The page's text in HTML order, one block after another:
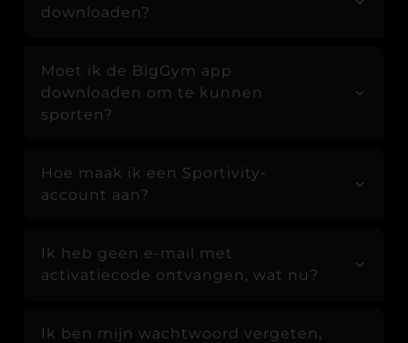
downloaden?
Moet ik de BigGym app
downloaden om te kunnen
sporten?
Hoe maak ik een Sportivity-
account aan?
Ik heb geen e-mail met
activatiecode ontvangen, wat nu?
Ik ben mijn wachtwoord vergeten,